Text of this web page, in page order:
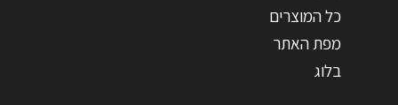
כל המוצרים
מפת האתר
בלוג